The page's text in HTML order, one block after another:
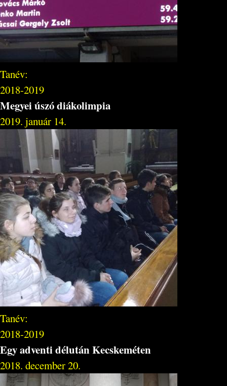
Tanév:
2018-2019
Megyei úszó diákolimpia
2019. január 14.
Tanév:
2018-2019
Egy adventi délután Kecskeméten
2018. december 20.